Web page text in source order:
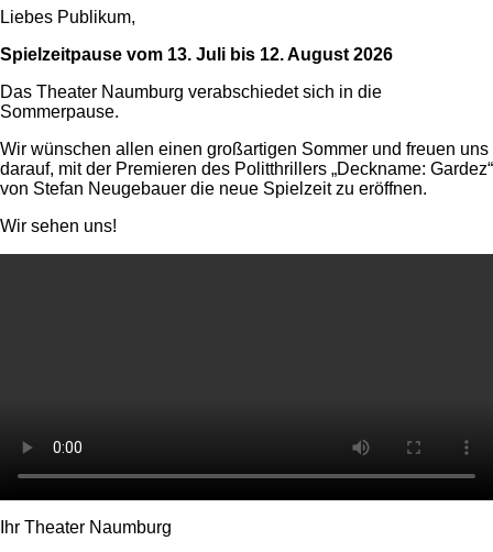
Liebes Publikum,
Spielzeitpause vom 13. Juli bis 12. August 2026
Das Theater Naumburg verabschiedet sich in die
Sommerpause.
Wir wünschen allen einen großartigen Sommer und freuen uns
darauf, mit der Premieren des Politthrillers „Deckname: Gardez“
von Stefan Neugebauer die neue Spielzeit zu eröffnen.
Wir sehen uns!
Ihr Theater Naumburg